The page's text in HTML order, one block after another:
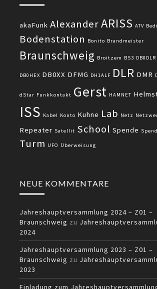
akaFunk AlexanderARISS ATV
Bodenstation Bonito Brandmeister
Braunschweig Broitzem BS3 DB0DLR
DB0HEX DB0XX DFMG DH1ALF DLR DMR
dStar Funkkontakt Gerst HAMNET
ISS Kabel Konto Kuhne Lab Netz
Repeater Satellit School Spende
Turm UFO Überweisung
NEUE KOMMENTARE
Jahreshauptversammlung 2024 – Z01 –
Braunschweig zu
2024
Jahreshauptversammlung 2023 – Z01 –
Braunschweig zu
2023
Einladung zum